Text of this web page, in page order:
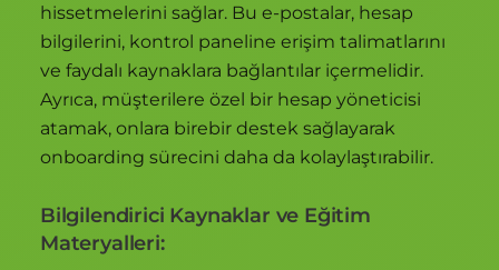
hissetmelerini sağlar. Bu e-postalar, hesap
bilgilerini, kontrol paneline erişim talimatlarını
ve faydalı kaynaklara bağlantılar içermelidir.
Ayrıca, müşterilere özel bir hesap yöneticisi
atamak, onlara birebir destek sağlayarak
onboarding sürecini daha da kolaylaştırabilir.
Bilgilendirici Kaynaklar ve Eğitim
Materyalleri: